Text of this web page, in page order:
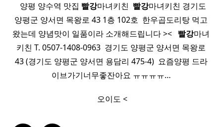
​ ​ 양평 양수역 맛집 빨강마녀키친 ​ 빨강마녀키친 경기도
양평군 양서면 목왕로 43 1층 102호 ​ 한우곱도리탕 먹고
왔는데 양념맛이 일품이라 소개해드립니다 >< ​ ​ 빨강마녀
키친 T. 0507-1408-0963 ​ 경기도 양평군 양서면 목왕로
43 (경기도 양평군 양서면 용담리 475-4) ​ 요즘양평 드라
이브가기너무좋잔아요 ㅠㅠㅠㅠ…
​ 오이도 <